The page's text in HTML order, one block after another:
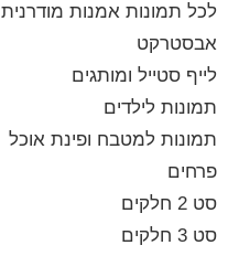
לכל תמונות אמנות מודרנית
אבסטרקט
לייף סטייל ומותגים
תמונות לילדים
תמונות למטבח ופינת אוכל
פרחים
סט 2 חלקים
סט 3 חלקים